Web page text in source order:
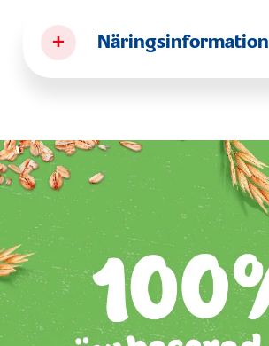
+ Näringsinformation